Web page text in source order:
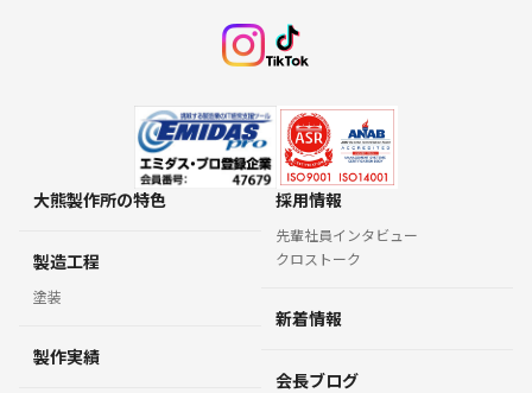
大熊製作所の特色
製造工程
塗装
製作実績
採用情報
先輩社員インタビュー
クロストーク
新着情報
会長ブログ